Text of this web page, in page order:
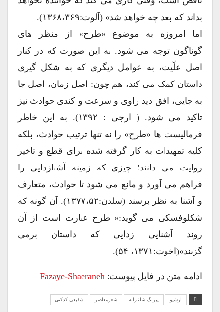
بداند که بعد چه خواهد شد» (آلوت:۱۳۶۸،۳۶۹).
اما امروزه به موضوع «طرح» از منظر های
گوناگون توجه می شود. به این صورت که در کنار
اصل علّیت، به عوامل دیگری که به شکل گیری
داستان کمک می کند، هم چون: اصل زمان، اصل جا
به جایی، افق دید راوی و سرعت و کندی حوادث نیز
تاکید می شود. ( ارجی : ۱۳۹۲). به این خاطر
فرمالیست ها «طرح» را نه تنها ترتیب حوادث، بلکه
کلیه تمهیدات به کار گرفته شده برای قطع و تاخیر
روایت می دانند؛ چیزی که زمینه آشنازدایی را
فراهم می آورد و مانع می شود تا حوادث، متعارف
و آشنا به نظر برسند (سلدن:۱۳۷۷،۵۲). آن گونه که
شکلوفسکی می گوید:« طرح عبارت است از آن
روند آشنایی زدایی که داستان برمی
گزیند»(اخوت:۱۳۷۱، ۵۴).
ادامه متن در فایل پیوست:Fazaye-Shaeraneh
آرشیو پیرنگ شاعرانه شعرمعاصر شفیعی کدکنی